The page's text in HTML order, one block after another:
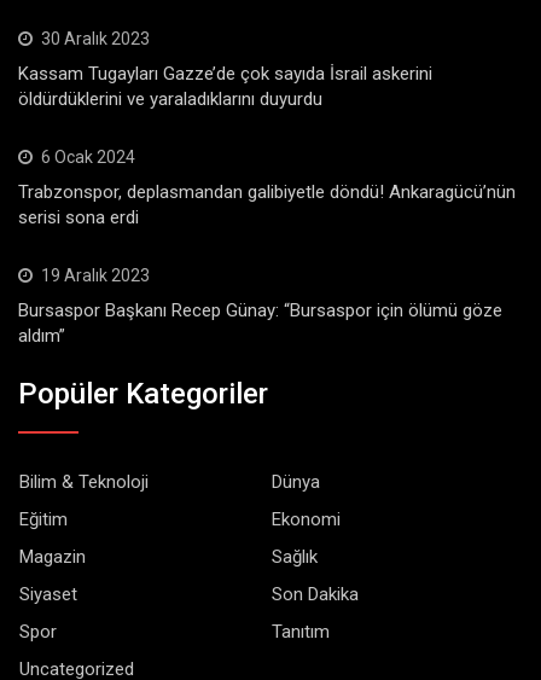
30 Aralık 2023
Kassam Tugayları Gazze’de çok sayıda İsrail askerini
öldürdüklerini ve yaraladıklarını duyurdu
6 Ocak 2024
Trabzonspor, deplasmandan galibiyetle döndü! Ankaragücü’nün
serisi sona erdi
19 Aralık 2023
Bursaspor Başkanı Recep Günay: “Bursaspor için ölümü göze
aldım”
Popüler Kategoriler
Bilim & Teknoloji
Dünya
Eğitim
Ekonomi
Magazin
Sağlık
Siyaset
Son Dakika
Spor
Tanıtım
Uncategorized